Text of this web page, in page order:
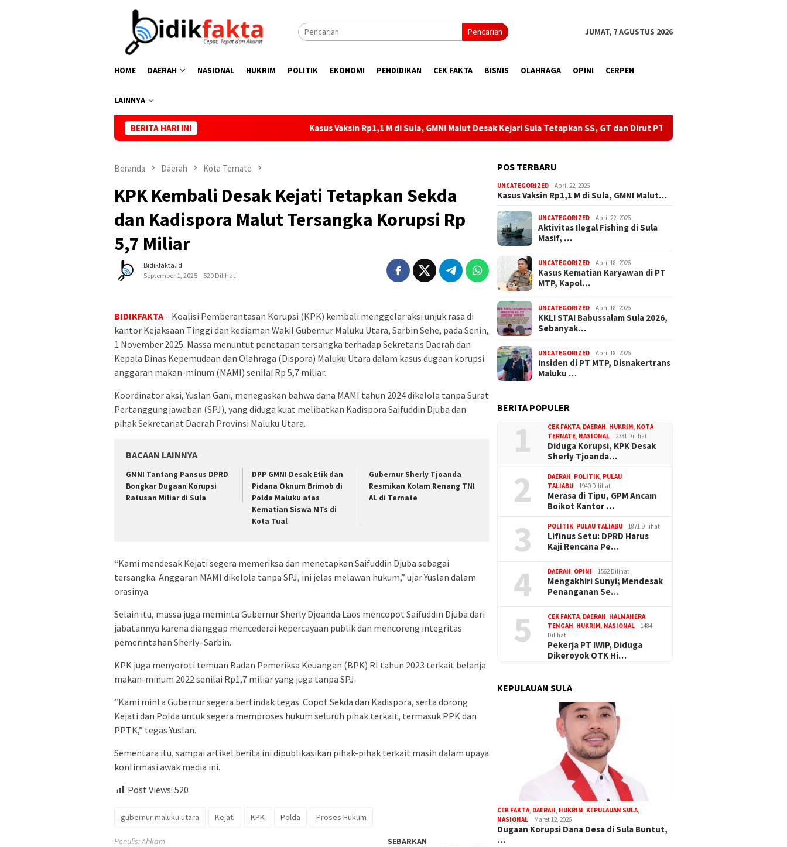
Pencarian JUMAT, 7 AGUSTUS 2026
HOME DAERAH NASIONAL HUKRIM POLITIK EKONOMI PENDIDIKAN CEK FAKTA BISNIS OLAHRAGA OPINI CERPEN
LAINNYA
BERITA HARI INI Kasus Vaksin Rp1,1 M di Sula, GMNI Malut Desak Kejari Sula Tetapkan SS, GT dan Dirut PT IPL Sebagai Tersangka
Beranda Daerah Kota Ternate
KPK Kembali Desak Kejati Tetapkan Sekda
dan Kadispora Malut Tersangka Korupsi Rp
5,7 Miliar
Bidikfakta.id
September 1, 2025
520 Dilihat
BIDIKFAKTA– Koalisi Pemberantasan Korupsi (KPK) kembali menggelar aksi unjuk rasa di
kantor Kejaksaan Tinggi dan kediaman Wakil Gubernur Maluku Utara, Sarbin Sehe, pada Senin,
1 November 2025. Massa menuntut penetapan tersangka terhadap Sekretaris Daerah dan
Kepala Dinas Kepemudaan dan Olahraga (Dispora) Maluku Utara dalam kasus dugaan korupsi
anggaran makan-minum (MAMI) senilai Rp 5,7 miliar.
Koordinator aksi, Yuslan Gani, menegaskan bahwa dana MAMI tahun 2024 dikelola tanpa Surat
Pertanggungjawaban (SPJ), yang diduga kuat melibatkan Kadispora Saifuddin Djuba dan
pihak Sekretariat Daerah Provinsi Maluku Utara.
BACAAN LAINNYA
GMNI Tantang Pansus DPRD
Bongkar Dugaan Korupsi
Ratusan Miliar di Sula
DPP GMNI Desak Etik dan
Pidana Oknum Brimob di
Polda Maluku atas
Kematian Siswa MTs di
Kota Tual
Gubernur Sherly Tjoanda
Resmikan Kolam Renang TNI
AL di Ternate
“Kami mendesak Kejati segera memeriksa dan menetapkan Saifuddin Djuba sebagai
tersangka. Anggaran MAMI dikelola tanpa SPJ, ini jelas melawan hukum,” ujar Yuslan dalam
orasinya.
Selain itu, massa juga meminta Gubernur Sherly Djoanda Laos mencopot Saifuddin Djuba dari
jabatannya karena dianggap mencederai kepercayaan publik dan mencoreng integritas
pemerintahan Sherly–Sarbin.
KPK juga menyoroti temuan Badan Pemeriksa Keuangan (BPK) RI tahun 2023 terkait belanja
makan-minum 2022 senilai Rp1,7 miliar yang juga tanpa SPJ.
“Kami minta Gubernur segera bertindak tegas. Copot Sekda dan Kadispora, serta dorong
Kejati dan Polda untuk segera memproses hukum seluruh pihak terkait, termasuk PPK dan
PPTK,” tegas Yuslan.
Sementara itu, sampai artikel berita ini dipublikasikan pihak-pihak terkait masih dalam upaya
konfirmasi awak media ini.
Post Views: 520
gubernur maluku utara Kejati KPK Polda Proses Hukum
Penulis: Ahkam
SEBARKAN
POS TERBARU
UNCATEGORIZED April 22, 2026
Kasus Vaksin Rp1,1 M di Sula, GMNI Malut…
UNCATEGORIZED April 22, 2026
Aktivitas Ilegal Fishing di Sula
Masif, …
UNCATEGORIZED April 18, 2026
Kasus Kematian Karyawan di PT
MTP, Kapol…
UNCATEGORIZED April 18, 2026
KKLI STAI Babussalam Sula 2026,
Sebanyak…
UNCATEGORIZED April 18, 2026
Insiden di PT MTP, Disnakertrans
Maluku …
BERITA POPULER
1 CEK FAKTA, DAERAH, HUKRIM, KOTA
TERNATE, NASIONAL 2331 Dilihat
Diduga Korupsi, KPK Desak
Sherly Tjoanda…
2 DAERAH, POLITIK, PULAU
TALIABU
1940 Dilihat
Merasa di Tipu, GPM Ancam
Boikot Kantor …
3 POLITIK, PULAU TALIABU 1871 Dilihat
Lifinus Setu: DPRD Harus
Kaji Rencana Pe…
4 DAERAH, OPINI 1562 Dilihat
Mengakhiri Sunyi; Mendesak
Penanganan Se…
5 CEK FAKTA, DAERAH, HALMAHERA
TENGAH, HUKRIM, NASIONAL
1484
Dilihat
Pekerja PT IWIP, Diduga
Dikeroyok OTK Hi…
KEPULAUAN SULA
CEK FAKTA DAERAH HUKRIM KEPULAUAN SULA
NASIONAL
Maret 12, 2026
Dugaan Korupsi Dana Desa di Sula Buntut,
…